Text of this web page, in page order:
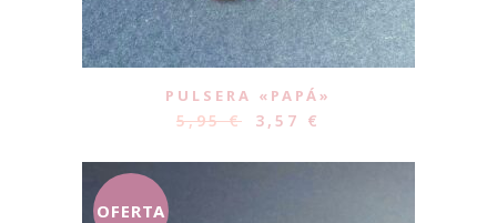
PULSERA «PAPÁ»
5,95€ 3,57 €
OFERTA